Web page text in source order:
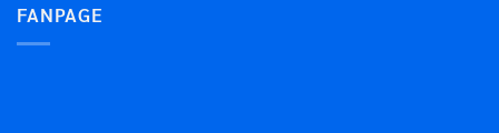
FANPAGE